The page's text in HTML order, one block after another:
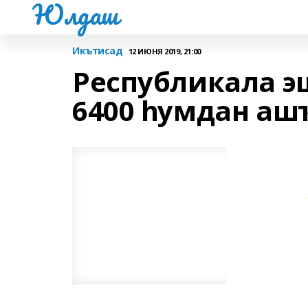
Юлдаш
Икътисад 12 ИЮНЯ 2019, 21:00
Республикала
6400 һумдан